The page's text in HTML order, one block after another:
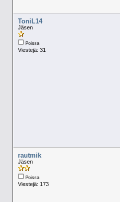
ToniL14
Jäsen
Poissa
Viestejä: 31
rautmik
Jäsen
Poissa
Viestejä: 173